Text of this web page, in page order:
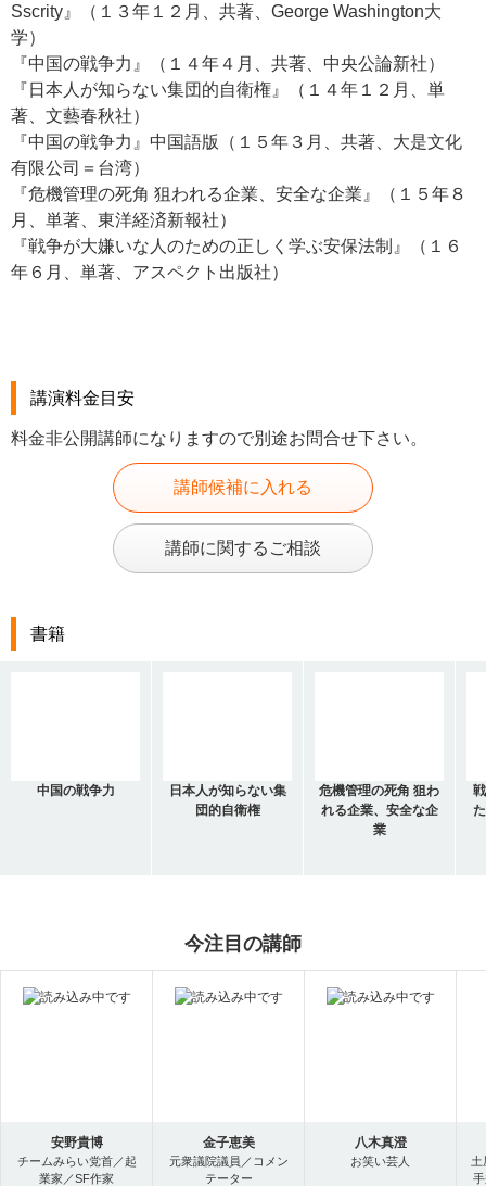
Sscrity』（１３年１２月、共著、George Washington大
学）
『中国の戦争力』（１４年４月、共著、中央公論新社）
『日本人が知らない集団的自衛権』（１４年１２月、単
著、文藝春秋社）
『中国の戦争力』中国語版（１５年３月、共著、大是文化
有限公司＝台湾）
『危機管理の死角 狙われる企業、安全な企業』（１５年８
月、単著、東洋経済新報社）
『戦争が大嫌いな人のための正しく学ぶ安保法制』（１６
年６月、単著、アスペクト出版社）
講演料金目安
料金非公開講師になりますので別途お問合せ下さい。
講師候補に入れる
講師に関するご相談
書籍
中国の戦争力
日本人が知らない集
団的自衛権
危機管理の死角 狙わ
れる企業、安全な企
業
今注目の講師
安野貴博
チームみらい党首／起
業家／SF作家
金子恵美
元衆議院議員／コメン
テーター
八木真澄
お笑い芸人
土